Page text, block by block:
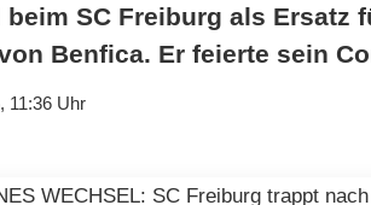
SC Freiburg als Ersatz
Benfica. Er feierte sein
11:36 Uhr